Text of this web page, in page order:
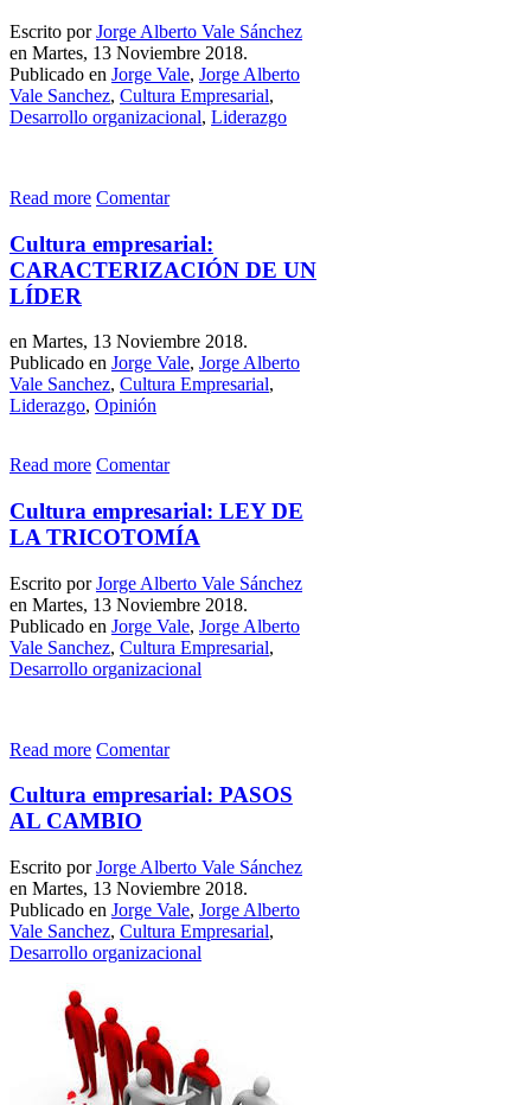
Escrito porJorge Alberto Vale Sánchez
en Martes, 13 Noviembre 2018.
Publicado en Jorge Vale, Jorge Alberto
Vale Sanchez, Cultura Empresarial,
Desarrollo organizacional, Liderazgo
Read more Comentar
Cultura empresarial:
CARACTERIZACIÓN DE UN
LÍDER
en Martes, 13 Noviembre 2018.
Publicado en Jorge Vale, Jorge Alberto
Vale Sanchez, Cultura Empresarial,
Liderazgo, Opinión
Read more Comentar
Cultura empresarial: LEY DE
LA TRICOTOMÍA
Escrito porJorge Alberto Vale Sánchez
en Martes, 13 Noviembre 2018.
Publicado en Jorge Vale, Jorge Alberto
Vale Sanchez, Cultura Empresarial,
Desarrollo organizacional
Read more Comentar
Cultura empresarial: PASOS
AL CAMBIO
Escrito porJorge Alberto Vale Sánchez
en Martes, 13 Noviembre 2018.
Publicado en Jorge Vale, Jorge Alberto
Vale Sanchez, Cultura Empresarial,
Desarrollo organizacional